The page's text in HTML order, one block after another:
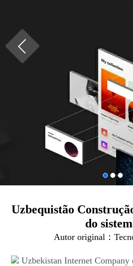
Uzbequistão
do
Autor original：
Uzbekistan Internet Company